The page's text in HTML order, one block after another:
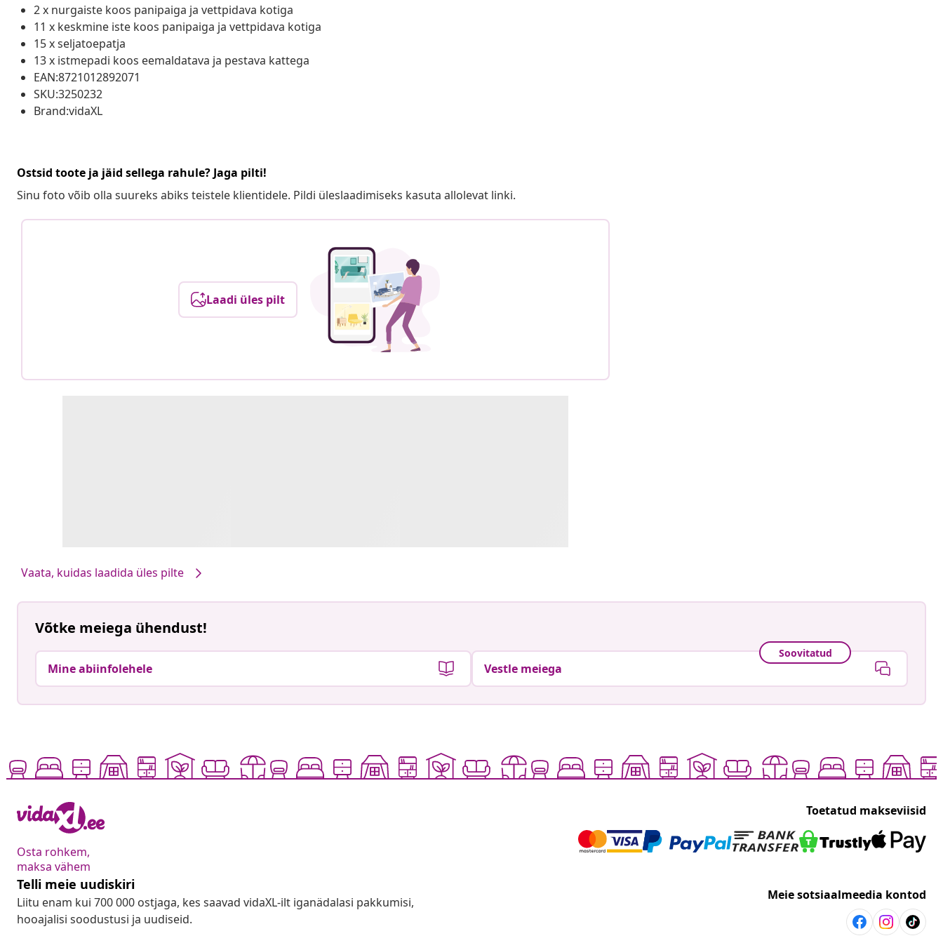
2 x nurgaiste koos panipaiga ja vettpidava kotiga
11 x keskmine iste koos panipaiga ja vettpidava kotiga
15 x seljatoepatja
13 x istmepadi koos eemaldatava ja pestava kattega
EAN:8721012892071
SKU:3250232
Brand:vidaXL
Ostsid toote ja jäid sellega rahule? Jaga pilti!
Sinu foto võib olla suureks abiks teistele klientidele. Pildi üleslaadimiseks kasuta allolevat linki.
Laadi üles pilt
Vaata, kuidas laadida üles pilte
Võtke meiega ühendust!
Mine abiinfolehele
Soovitatud
Vestle meiega
Osta rohkem,
maksa vähem
Toetatud makseviisid
Telli meie uudiskiri
Liitu enam kui 700 000 ostjaga, kes saavad vidaXL-ilt iganädalasi pakkumisi,
hooajalisi soodustusi ja uudiseid.
Meie sotsiaalmeedia kontod